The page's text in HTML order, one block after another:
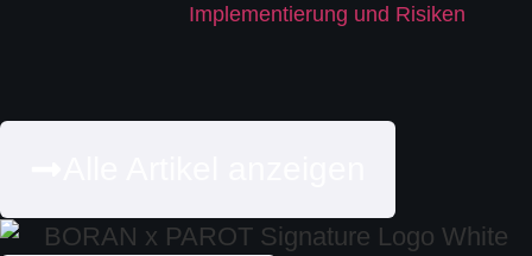
Implementierung und Risiken